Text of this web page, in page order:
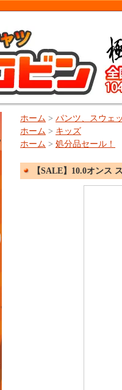
ホーム > パンツ、スウェ
ホーム > キッズ
ホーム > 処分品セール！
【SALE】10.0オンス